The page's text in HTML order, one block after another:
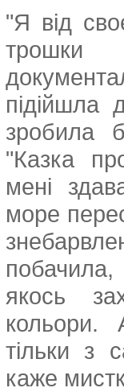
"Я від
зробила
"Казка
мені
море
побачила,
якось
кольори.
тільки з
каже